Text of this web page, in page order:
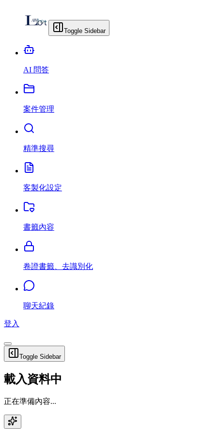
Toggle Sidebar
AI 問答
案件管理
精準搜尋
客製化設定
書籤內容
卷證書籤、去識別化
聊天紀錄
登入
Toggle Sidebar
載入資料中
正在準備內容...